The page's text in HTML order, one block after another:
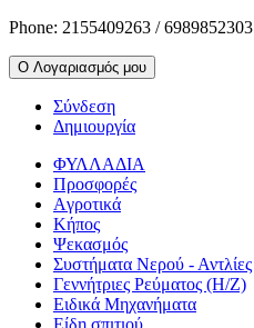
Phone: 2155409263 / 6989852303
Ο Λογαριασμός μου
Σύνδεση
Δημιουργία
ΦΥΛΛΑΔΙΑ
Προσφορές
Aγροτικά
Κήπος
Ψεκασμός
Συστήματα Νερού - Αντλίες
Γεννήτριες Ρεύματος (Η/Ζ)
Ειδικά Μηχανήματα
Είδη σπιτιού